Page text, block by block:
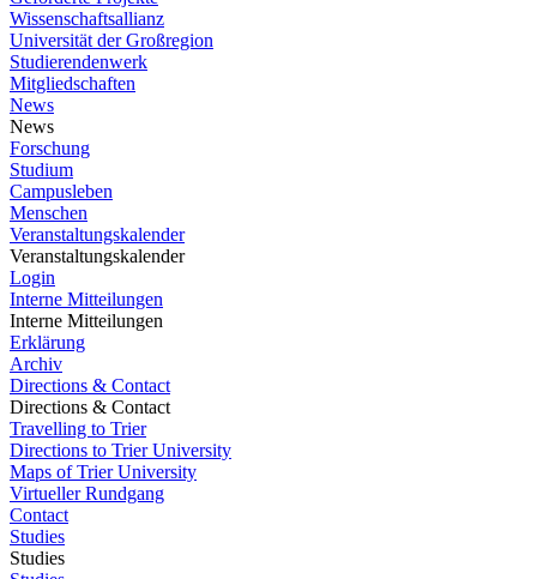
Wissenschaftsallianz
Universität der Großregion
Studierendenwerk
Mitgliedschaften
News
News
Forschung
Studium
Campusleben
Menschen
Veranstaltungskalender
Veranstaltungskalender
Login
Interne Mitteilungen
Interne Mitteilungen
Erklärung
Archiv
Directions & Contact
Directions & Contact
Travelling to Trier
Directions to Trier University
Maps of Trier University
Virtueller Rundgang
Contact
Studies
Studies